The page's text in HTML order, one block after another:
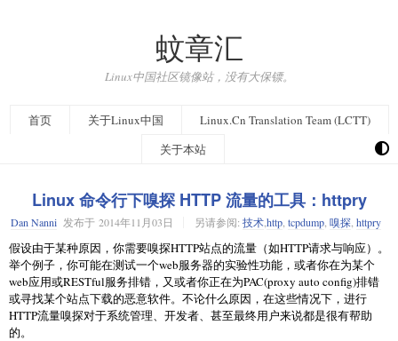
蚊章汇
Linux中国社区镜像站，没有大保镖。
首页 关于Linux中国
Linux.Cn Translation Team (LCTT)
关于本站
Linux 命令行下嗅探 HTTP 流量的工具：httpry
Dan Nanni发布于 2014年11月03日 另请参阅: 技术,http, tcpdump, 嗅探, httpry
假设由于某种原因，你需要嗅探HTTP站点的流量（如HTTP请求与响应）。
举个例子，你可能在测试一个web服务器的实验性功能，或者你在为某个
web应用或RESTful服务排错，又或者你正在为PAC(proxy auto config)排错
或寻找某个站点下载的恶意软件。不论什么原因，在这些情况下，进行
HTTP流量嗅探对于系统管理、开发者、甚至最终用户来说都是很有帮助
的。